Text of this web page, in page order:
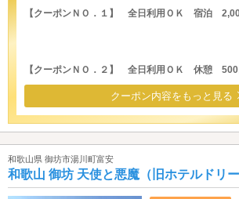
【クーポンＮＯ．１】 全日利用ＯＫ 宿泊
【クーポンＮＯ．２】 全日利用ＯＫ 休憩
クーポン内容をもっと見る
和歌山県 御坊市湯川町富安
和歌山 御坊 天使と悪魔（旧ホテルドリー